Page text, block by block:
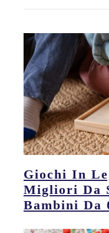
Giochi In
Migliori Da
Bambini Da